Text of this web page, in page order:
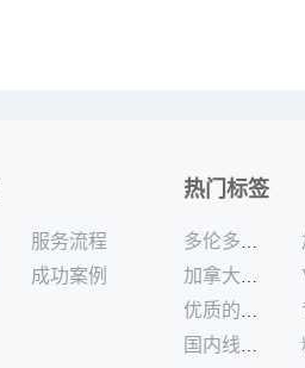
服务流程
成功案例
热门标签
多伦多高端加拿大月子中心
加拿大月子中心独栋公寓哪家好
优质的加拿大月子中心哪家好
国内线下可咨询加拿大生孩子服务商